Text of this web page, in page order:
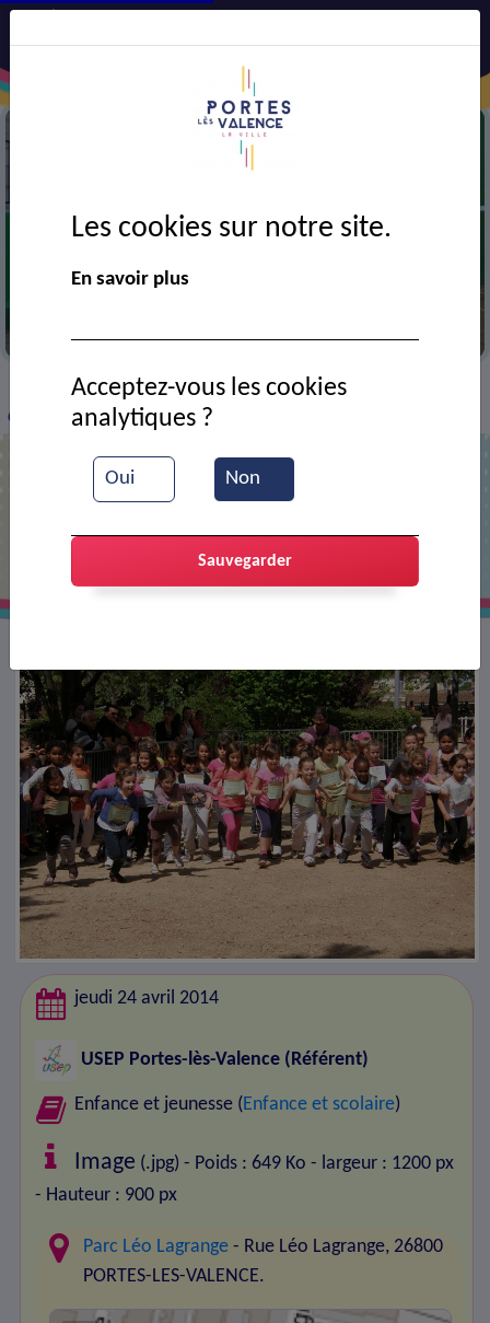
> VIE MUNICIPALE > Ressources documentaires
Cross des écoles
jeudi 24 avril 2014
USEP Portes-lès-Valence (Référent)
Enfance et jeunesse ( Enfance et scolaire)
Image (.jpg) - Poids : 649 Ko - largeur : 1200 px
- Hauteur : 900 px
Parc Léo Lagrange - Rue Léo Lagrange, 26800
PORTES-LES-VALENCE.
Les cookies sur notre site.
En savoir plus
Oui Non
Acceptez-vous les cookies
analytiques ?
Sauvegarder